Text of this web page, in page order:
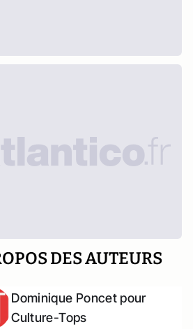
DES AUTEURS
Dominique Poncet pour
Culture-Tops